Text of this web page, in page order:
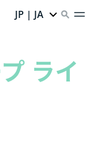
JP | JA
ライ